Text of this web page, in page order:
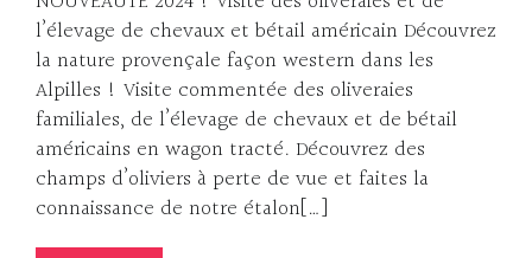
l’élevage de chevaux et bétail américain Découvrez
la nature provençale façon western dans les
Alpilles ! Visite commentée des oliveraies
familiales, de l’élevage de chevaux et de bétail
américains en wagon tracté. Découvrez des
champs d’oliviers à perte de vue et faites la
connaissance de notre étalon[…]